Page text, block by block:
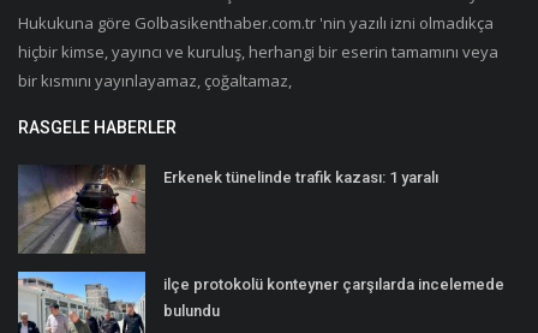
Hukukuna göre Golbasikenthaber.com.tr 'nin yazılı izni olmadıkça
hiçbir kimse, yayıncı ve kuruluş, herhangi bir eserin tamamını veya
bir kısmını yayınlayamaz, çoğaltamaz,
RASGELE HABERLER
Erkenek tünelinde trafik kazası: 1 yaralı
ilçe protokolü konteyner çarşılarda incelemede
bulundu